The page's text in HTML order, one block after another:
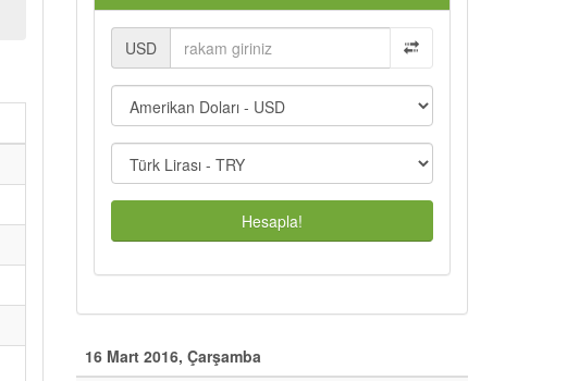
USD
Hesapla!
16 Mart 2016, Çarşamba